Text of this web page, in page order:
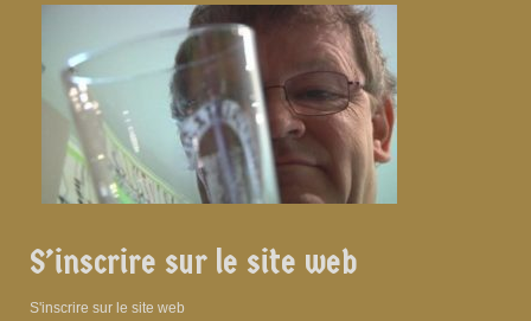
S’inscrire sur le site web
S'inscrire sur le site web